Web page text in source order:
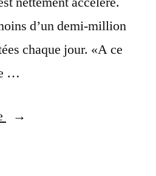
d’un demi-million
chaque jour. «A ce
…
« Cent